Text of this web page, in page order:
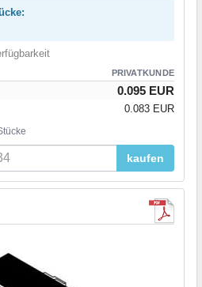
PRIVATKUNDE
0.095 EUR
0.083 EUR
kaufen